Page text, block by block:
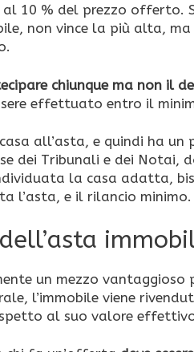
al 10 % del prezzo offerto.
non vince la più alta,
chiunque ma non il
effettuato entro il
all’asta, e quindi ha
dei Tribunali e dei Notai,
la casa adatta,
l’asta, e il rilancio minimo.
un mezzo vantaggioso
l’immobile viene
al suo valore